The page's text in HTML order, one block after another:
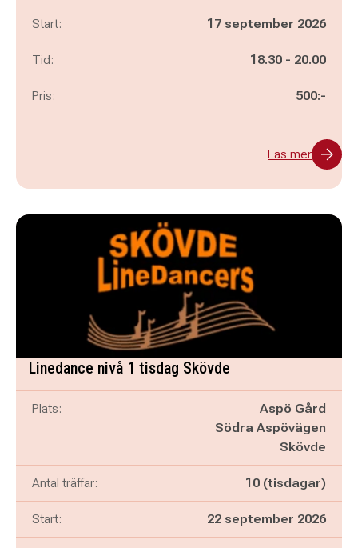
Start: 17 september 2026
Tid: Pågår mellan
18.30 - och
20.00
Pris: 500:-
Läs mer
Linedance nivå 1 tisdag Skövde
Plats:
Aspö Gård
Södra Aspövägen
Skövde
Antal träffar: 10 (tisdagar)
Start: 22 september 2026